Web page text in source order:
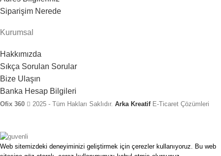
Siparişim Nerede
Kurumsal
Hakkımızda
Sıkça Sorulan Sorular
Bize Ulaşın
Banka Hesap Bilgileri
Ofix 360 2025 - Tüm Hakları Saklıdır. Arka KreatifE-Ticaret Çözümleri
Web sitemizdeki deneyiminizi geliştirmek için çerezler kullanıyoruz. Bu web